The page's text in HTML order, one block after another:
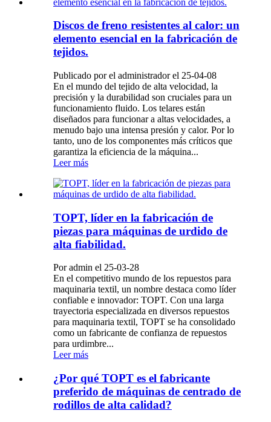
Discos de freno resistentes al calor: un
elemento esencial en la fabricación de
tejidos.
Publicado por el administrador el 25-04-08
En el mundo del tejido de alta velocidad, la
precisión y la durabilidad son cruciales para un
funcionamiento fluido. Los telares están
diseñados para funcionar a altas velocidades, a
menudo bajo una intensa presión y calor. Por lo
tanto, uno de los componentes más críticos que
garantiza la eficiencia de la máquina...
Leer más
TOPT, líder en la fabricación de
piezas para máquinas de urdido de
alta fiabilidad.
Por admin el 25-03-28
En el competitivo mundo de los repuestos para
maquinaria textil, un nombre destaca como líder
confiable e innovador: TOPT. Con una larga
trayectoria especializada en diversos repuestos
para maquinaria textil, TOPT se ha consolidado
como un fabricante de confianza de repuestos
para urdimbre...
Leer más
¿Por qué TOPT es el fabricante
preferido de máquinas de centrado de
rodillos de alta calidad?